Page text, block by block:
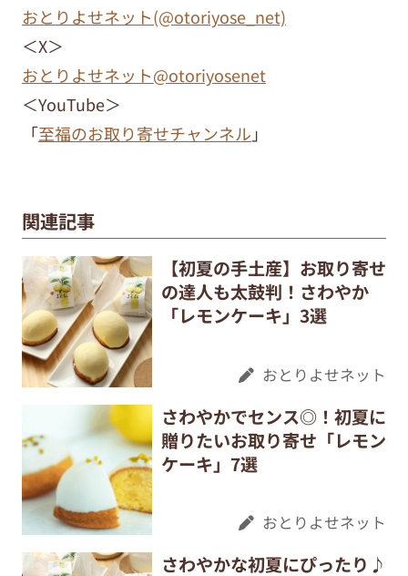
おとりよせネット(@otoriyose_net)
＜X＞
おとりよせネット@otoriyosenet
＜YouTube＞
「至福のお取り寄せチャンネル 」
関連記事
【初夏の手土産】お取り寄せ
の達人も太鼓判！さわやか
「レモンケーキ」3選
おとりよせネット
さわやかでセンス◎！初夏に
贈りたいお取り寄せ「レモン
ケーキ」7選
おとりよせネット
さわやかな初夏にぴったり♪